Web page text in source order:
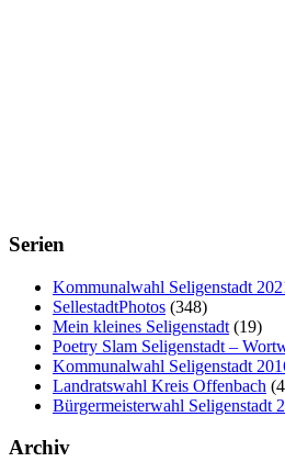
Serien
Kommunalwahl Seligenstadt
SellestadtPhotos (348)
Mein kleines Seligenstadt (19)
Poetry Slam Seligenstadt –
Kommunalwahl Seligenstadt
Landratswahl Kreis Offenbach
Bürgermeisterwahl Seligenstadt
Archiv